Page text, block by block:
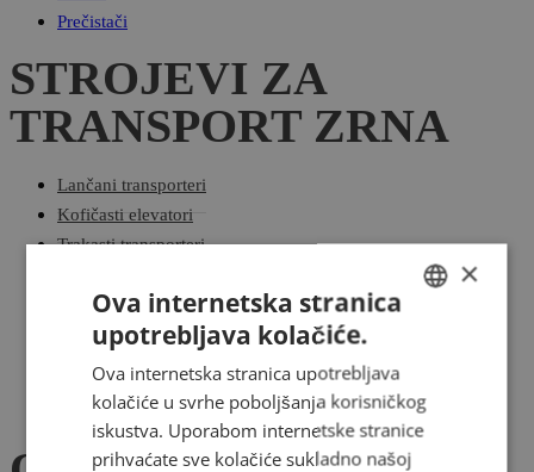
Prečistači
STROJEVI ZA
TRANSPORT ZRNA
Lančani transporteri
Kofičasti elevatori
Trakasti transporteri
Lančani transporteri
Kofičasti elevatori
Trakasti transporteri
Puževi
ENGLISH
ROMANIAN
CROATIAN
×
Ova internetska stranica
upotrebljava kolačiće.
Ova internetska stranica upotrebljava
kolačiće u svrhe poboljšanja korisničkog
iskustva. Uporabom internetske stranice
prihvaćate sve kolačiće sukladno našoj